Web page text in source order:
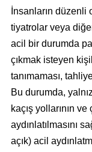
İnsanların
tiyatrolar veya
acil bir durumda
çıkmak isteyen
tanımaması,
Bu durumda,
kaçış yollarının
aydınlatılmasını
açık) acil